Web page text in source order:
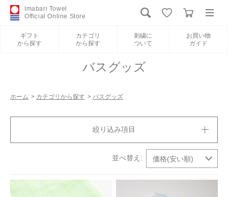
Imabari Towel
Official Online Store
ギフト
から探す
カテゴリ
から探す
刺繍に
ついて
お買い物
ガイド
新規会員登録
カテゴリから探す
お買い物ガイド
バスグッズ
絞り込み項目
ホーム > カテゴリから探す > バスグッズ